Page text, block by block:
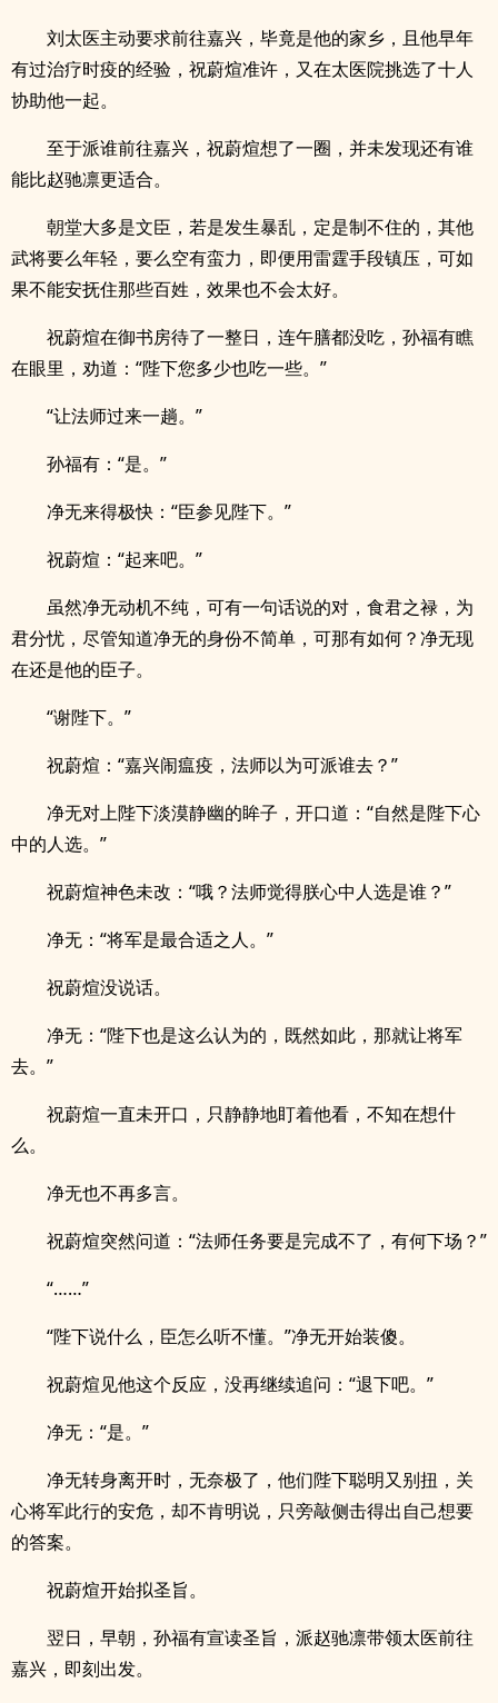
刘太医主动要求前往嘉兴，毕竟是他的家乡，且他早年
有过治疗时疫的经验，祝蔚煊准许，又在太医院挑选了十人
协助他一起。
至于派谁前往嘉兴，祝蔚煊想了一圈，并未发现还有谁
能比赵驰凛更适合。
朝堂大多是文臣，若是发生暴乱，定是制不住的，其他
武将要么年轻，要么空有蛮力，即便用雷霆手段镇压，可如
果不能安抚住那些百姓，效果也不会太好。
祝蔚煊在御书房待了一整日，连午膳都没吃，孙福有瞧
在眼里，劝道：“陛下您多少也吃一些。”
“让法师过来一趟。”
孙福有：“是。”
净无来得极快：“臣参见陛下。”
祝蔚煊：“起来吧。”
虽然净无动机不纯，可有一句话说的对，食君之禄，为
君分忧，尽管知道净无的身份不简单，可那有如何？净无现
在还是他的臣子。
“谢陛下。”
祝蔚煊：“嘉兴闹瘟疫，法师以为可派谁去？”
净无对上陛下淡漠静幽的眸子，开口道：“自然是陛下心
中的人选。”
祝蔚煊神色未改：“哦？法师觉得朕心中人选是谁？”
净无：“将军是最合适之人。”
祝蔚煊没说话。
净无：“陛下也是这么认为的，既然如此，那就让将军
去。”
祝蔚煊一直未开口，只静静地盯着他看，不知在想什
么。
净无也不再多言。
祝蔚煊突然问道：“法师任务要是完成不了，有何下场？”
“……”
“陛下说什么，臣怎么听不懂。”净无开始装傻。
祝蔚煊见他这个反应，没再继续追问：“退下吧。”
净无：“是。”
净无转身离开时，无奈极了，他们陛下聪明又别扭，关
心将军此行的安危，却不肯明说，只旁敲侧击得出自己想要
的答案。
祝蔚煊开始拟圣旨。
翌日，早朝，孙福有宣读圣旨，派赵驰凛带领太医前往
嘉兴，即刻出发。